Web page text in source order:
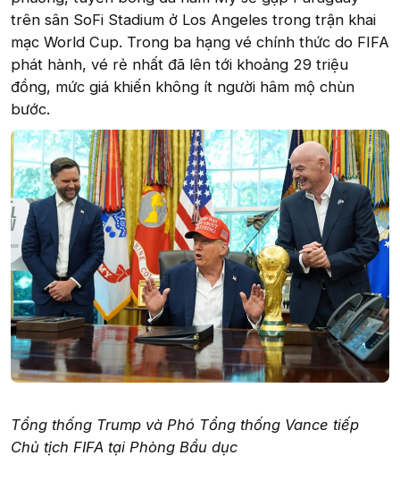
trên sân SoFi Stadium ở Los Angeles trong trận khai
mạc World Cup. Trong ba hạng vé chính thức do FIFA
phát hành, vé rẻ nhất đã lên tới khoảng 29 triệu
đồng, mức giá khiến không ít người hâm mộ chùn
bước.
Tổng thống Trump và Phó Tổng thống Vance tiếp
Chủ tịch FIFA tại Phòng Bầu dục